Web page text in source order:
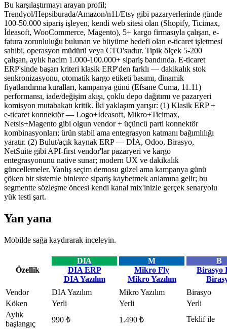
Bu karşılaştırmayı arayan profil;
Trendyol/Hepsiburada/Amazon/n11/Etsy gibi pazaryerlerinde günde
100-50.000 sipariş işleyen, kendi web sitesi olan (Shopify, Ticimax,
İdeasoft, WooCommerce, Magento), 5+ kargo firmasıyla çalışan, e-
fatura zorunluluğu bulunan ve büyüme hedefi olan e-ticaret işletmesi
sahibi, operasyon müdürü veya CTO'sudur. Tipik ölçek 5-200
çalışan, aylık hacim 1.000-100.000+ sipariş bandında. E-ticaret
ERP'sinde başarı kriteri klasik ERP'den farklı — dakikalık stok
senkronizasyonu, otomatik kargo etiketi basımı, dinamik
fiyatlandırma kuralları, kampanya günü (Efsane Cuma, 11.11)
performansı, iade/değişim akışı, çoklu depo dağıtımı ve pazaryeri
komisyon mutabakatı kritik. İki yaklaşım yarışır: (1) Klasik ERP +
e-ticaret konnektör — Logo+İdeasoft, Mikro+Ticimax,
Netsis+Magento gibi olgun vendor + üçüncü parti konnektör
kombinasyonları; ürün stabil ama entegrasyon katmanı bağımlılığı
yaratır. (2) Bulut/açık kaynak ERP — DİA, Odoo, Birasyo,
NetSuite gibi API-first vendor'lar pazaryeri ve kargo
entegrasyonunu native sunar; modern UX ve dakikalık
güncellemeler. Yanlış seçim demosu güzel ama kampanya günü
çöken bir sistemle binlerce sipariş kaybetmek anlamına gelir; bu
segmentte sözleşme öncesi kendi kanal mix'inizle gerçek senaryolu
yük testi şart.
Yan yana
Mobilde sağa kaydırarak inceleyin.
Özellik
DIA
DIA ERP
DIA Yazılım
M
Mikro Fly
Mikro Yazılım
B
Birasyo
Vendor
DIA Yazılım Mikro Yazılım
Birasyo
Köken
Yerli Yerli
Yerli
Aylık
başlangıç
990 ₺ 1.490 ₺
Teklif ile